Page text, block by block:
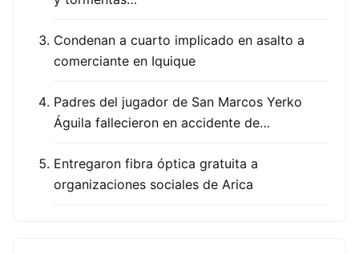
Condenan a cuarto implicado en asalto a
comerciante en Iquique
Padres del jugador de San Marcos Yerko
Águila fallecieron en accidente de…
Entregaron fibra óptica gratuita a
organizaciones sociales de Arica